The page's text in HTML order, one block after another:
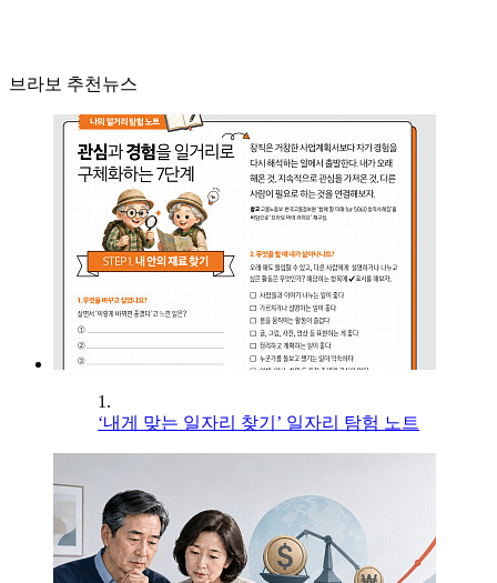
브라보 추천뉴스
1.
‘내게 맞는 일자리 찾기’ 일자리 탐험 노트